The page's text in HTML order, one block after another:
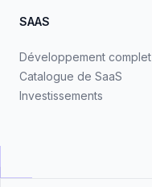
SAAS
Développement complet
Catalogue de SaaS
Investissements